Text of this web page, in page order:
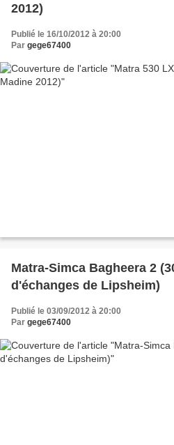
2012)
Publié le 16/10/2012 à 20:00
Par gege67400
Matra-Simca Bagheera 2
d'échanges de Lipsheim)
Publié le 03/09/2012 à 20:00
Par gege67400